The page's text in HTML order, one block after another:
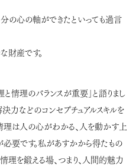
の心の軸ができたといっても過言
財産です。
情理のバランスが重要」と語りまし
などのコンセプチュアルスキルを
理は人の心がわかる、人を動かす上
要です。私があすかから得たもの
理を鍛える場、つまり、人間的魅力